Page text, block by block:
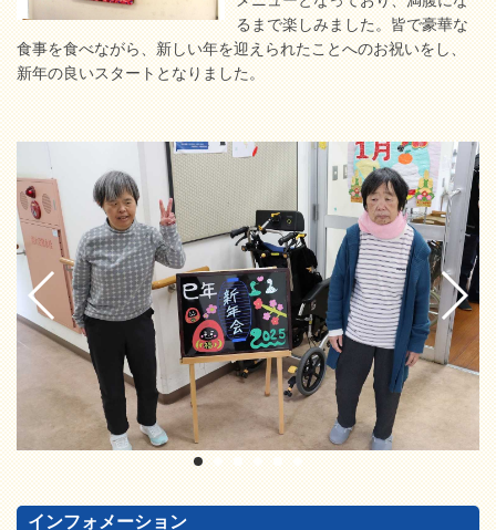
るまで楽しみました。皆で豪華な
食事を食べながら、新しい年を迎えられたことへのお祝いをし、
新年の良いスタートとなりました。
インフォメーション